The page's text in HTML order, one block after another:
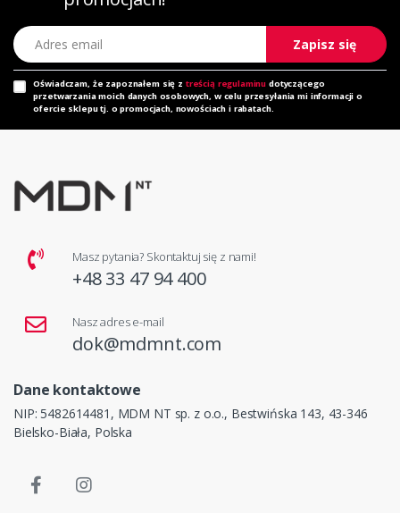
Adres email
Zapisz się
Oświadczam, że zapoznałem się z treścią regulaminu dotyczącego
przetwarzania moich danych osobowych, w celu przesyłania mi informacji o
ofercie sklepu tj. o promocjach, nowościach i rabatach.
Masz pytania? Skontaktuj się z nami!
+48 33 47 94 400
Nasz adres e-mail
dok@mdmnt.com
Dane kontaktowe
NIP: 5482614481, MDM NT sp. z o.o., Bestwińska 143, 43-346
Bielsko-Biała, Polska